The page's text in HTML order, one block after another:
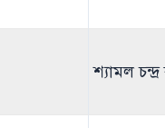
শ্যামল চন্দ্র